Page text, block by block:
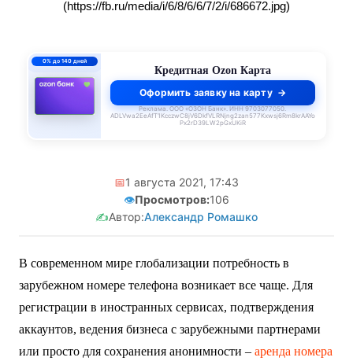
(https://fb.ru/media/i/6/8/6/6/7/2/i/686672.jpg)
0% до 140 дней
Кредитная Ozon Карта
Оформить заявку на карту
Реклама. ООО «ОЗОН Банк». ИНН 9703077050.
ADLVwa2EeAfT1KcczwC8jV6DkfVLRNjng2zan577Kxwsj6Rm8krAAYo
Px2rD39LW2pGxUKiR
📅1 августа 2021, 17:43
👁️Просмотров:106
✍️Автор:Александр Ромашко
В современном мире глобализации потребность в
зарубежном номере телефона возникает все чаще. Для
регистрации в иностранных сервисах, подтверждения
аккаунтов, ведения бизнеса с зарубежными партнерами
или просто для сохранения анонимности – аренда номера